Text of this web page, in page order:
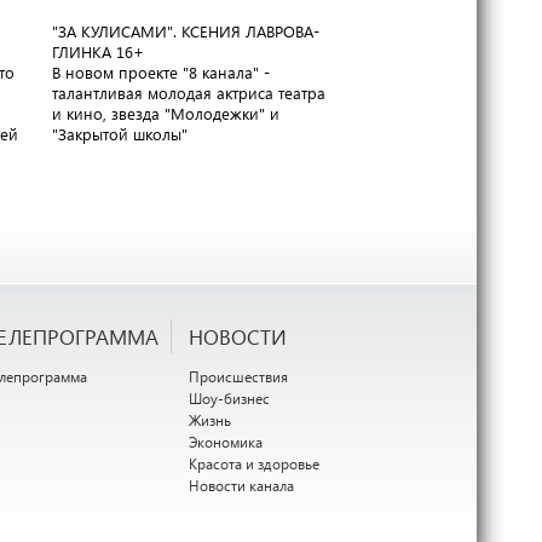
"ЗА КУЛИСАМИ". КСЕНИЯ ЛАВРОВА-
ГЛИНКА 16+
В новом проекте "8 канала" -
талантливая молодая актриса театра
и кино, звезда "Молодежки" и
"Закрытой школы"
НОВОСТИ
Происшествия
Шоу-бизнес
Жизнь
Экономика
Красота и здоровье
Новости канала